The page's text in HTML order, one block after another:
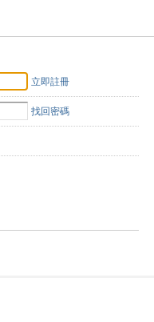
立即註冊
找回密碼